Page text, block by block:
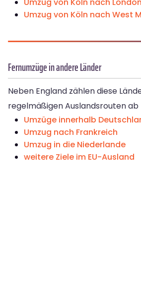
Umzug von Köln nach London
Umzug von Köln nach West
Fernumzüge in andere Länder
Neben England zählen diese
regelmäßigen Auslandsrouten ab
Umzüge innerhalb
Umzug nach Frankreich
Umzug in die Niederlande
weitere Ziele im EU-Ausland